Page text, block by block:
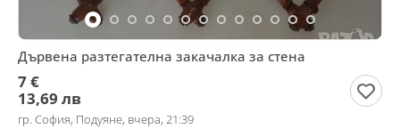
Дървена разтегателна закачалка за стена
7 €
13,69 лв
гр. София, Подуяне, вчера, 21:39